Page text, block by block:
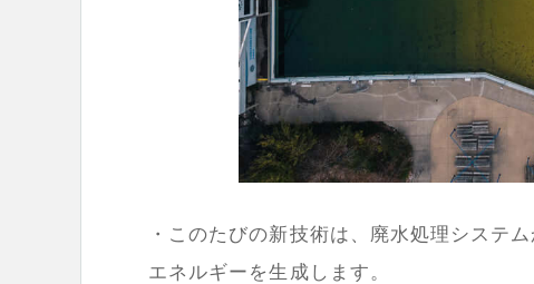
・このたびの新技術は、廃水処理システ
エネルギーを生成します。